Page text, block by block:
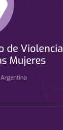
de Violencia
Mujeres